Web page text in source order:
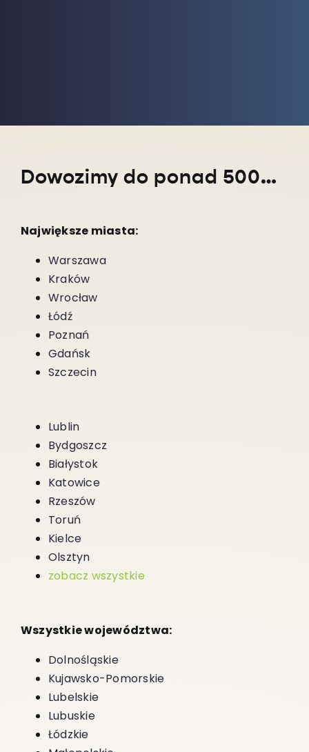
Dowozimy do ponad 5000 miejscowości w całym kraju!
Największe miasta:
Warszawa
Kraków
Wrocław
Łódź
Poznań
Gdańsk
Szczecin
Lublin
Bydgoszcz
Białystok
Katowice
Rzeszów
Toruń
Kielce
Olsztyn
zobacz wszystkie
Wszystkie województwa:
Dolnośląskie
Kujawsko-Pomorskie
Lubelskie
Lubuskie
Łódzkie